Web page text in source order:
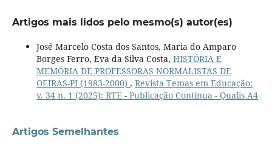
Artigos mais lidos pelo mesmo(s) autor(es)
José Marcelo Costa dos Santos, Maria do Amparo
Borges Ferro, Eva da Silva Costa, HISTÓRIA E
MEMÓRIA DE PROFESSORAS NORMALISTAS DE
OEIRAS-PI (1983-2000) , Revista Temas em Educação:
v. 34 n. 1 (2025): RTE - Publicação Contínua - Qualis A4
Artigos Semelhantes